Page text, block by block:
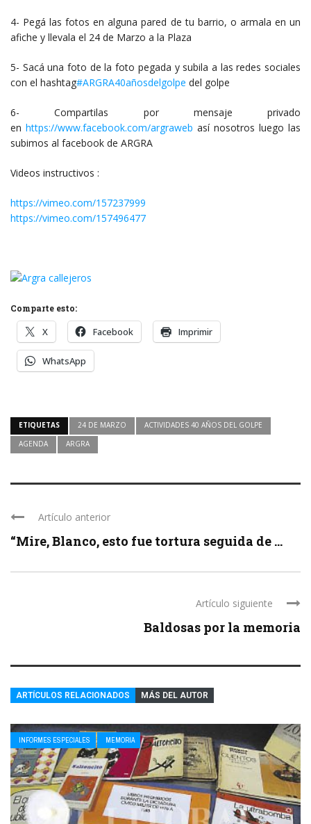
4- Pegá las fotos en alguna pared de tu barrio, o armala en un
afiche y llevala el 24 de Marzo a la Plaza
5- Sacá una foto de la foto pegada y subila a las redes sociales
con el hashtag‪#‎ARGRA40añosdelgolpe del golpe
6- Compartilas por mensaje privado
en https://www.facebook.com/argraweb así nosotros luego las
subimos al facebook de ARGRA
Videos instructivos :
https://vimeo.com/157237999
https://vimeo.com/157496477
Comparte esto:
X Facebook Imprimir
WhatsApp
ETIQUETAS 24 DE MARZO
ACTIVIDADES 40 AÑOS DEL GOLPE
AGENDA
ARGRA
Artículo anterior
“Mire, Blanco, esto fue tortura seguida de ...
Artículo siguiente
Baldosas por la memoria
ARTÍCULOS RELACIONADOS MÁS DEL AUTOR
INFORMES ESPECIALES MEMORIA